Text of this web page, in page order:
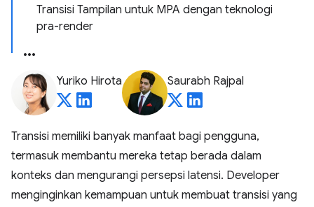
Transisi Tampilan untuk MPA dengan teknologi
pra-render
Yuriko Hirota Saurabh Rajpal
Transisi memiliki banyak manfaat bagi pengguna,
termasuk membantu mereka tetap berada dalam
konteks dan mengurangi persepsi latensi. Developer
menginginkan kemampuan untuk membuat transisi yang